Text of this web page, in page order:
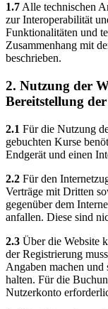
1.7Alle technischen
zur Interoperabilität
Funktionalitäten und
Zusammenhang mit
beschrieben.
2. Nutzung der
Bereitstellung
2.1 Für die Nutzung
gebuchten Kurse
Endgerät und einen
2.2 Für den
Verträge mit Dritten
gegenüber dem
anfallen. Diese sind
2.3 Über die Website
der Registrierung
Angaben machen
halten. Für die
Nutzerkonto